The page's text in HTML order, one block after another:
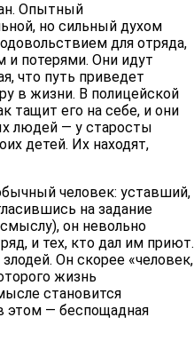
Опытный
но сильный духом
для отряда,
и потерями. Они идут
что путь приведет
в жизни. В полицейской
тащит его на себе, и они
людей — у старосты
детей. Их находят,
человек: уставший,
на задание
он невольно
и тех, кто дал им приют.
Он скорее «человек,
жизнь
становится
этом — беспощадная